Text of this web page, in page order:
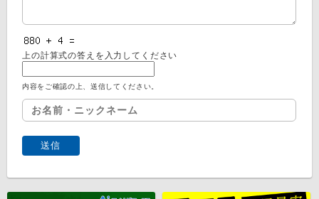
上の計算式の答えを入力してください
内容をご確認の上、送信してください。